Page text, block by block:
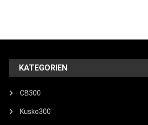
KATEGORIEN
CB300
Kusko300